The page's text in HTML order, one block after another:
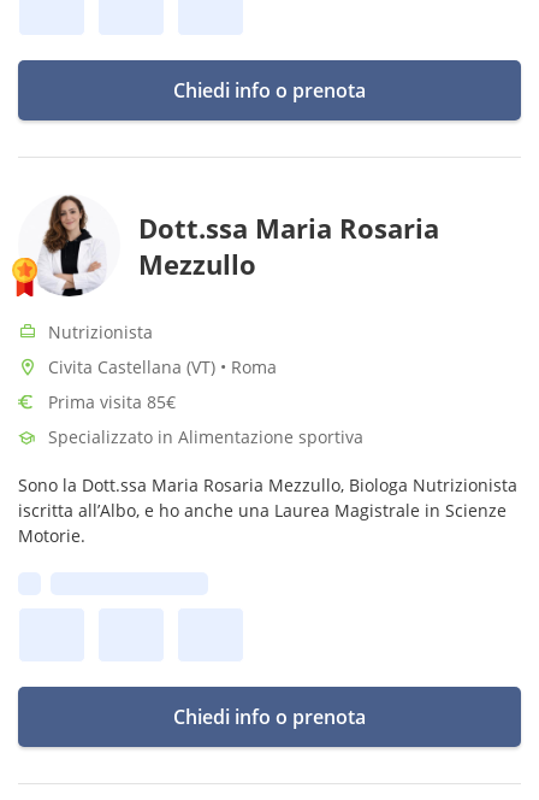
Chiedi info o prenota
Dott.ssa Maria Rosaria
Mezzullo
Nutrizionista
Civita Castellana (VT) • Roma
Prima visita 85€
Specializzato in Alimentazione sportiva
Sono la Dott.ssa Maria Rosaria Mezzullo, Biologa Nutrizionista
iscritta all’Albo, e ho anche una Laurea Magistrale in Scienze
Motorie.
Chiedi info o prenota